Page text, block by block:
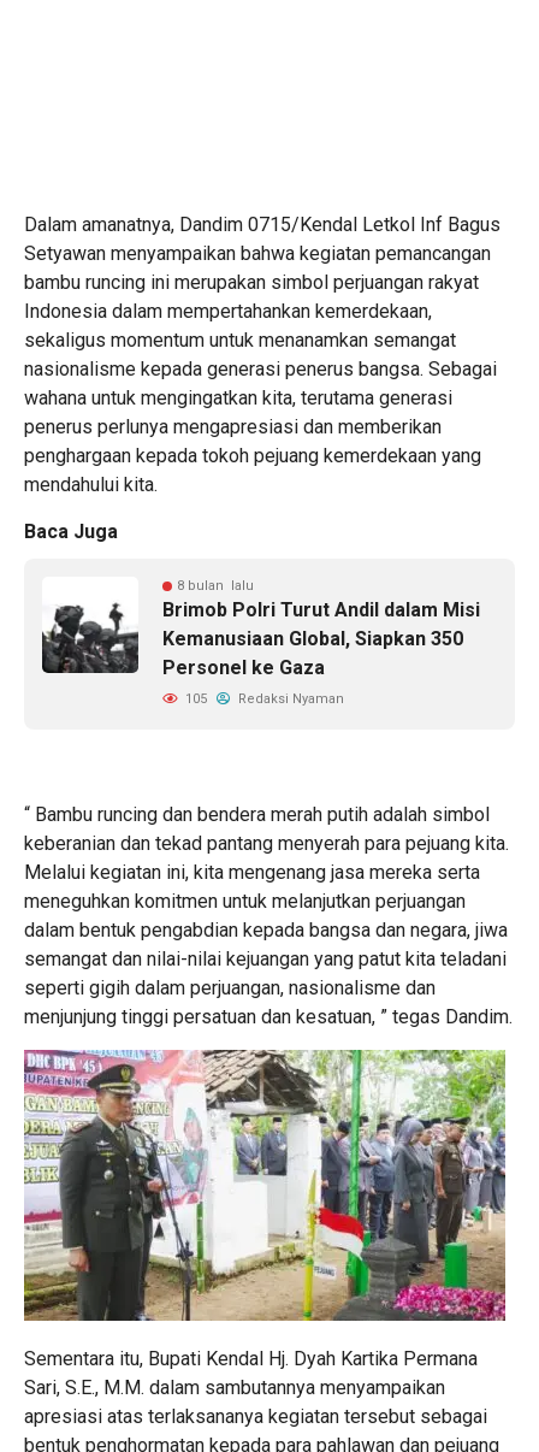
Dalam amanatnya, Dandim 0715/Kendal Letkol Inf Bagus
Setyawan menyampaikan bahwa kegiatan pemancangan
bambu runcing ini merupakan simbol perjuangan rakyat
Indonesia dalam mempertahankan kemerdekaan,
sekaligus momentum untuk menanamkan semangat
nasionalisme kepada generasi penerus bangsa. Sebagai
wahana untuk mengingatkan kita, terutama generasi
penerus perlunya mengapresiasi dan memberikan
penghargaan kepada tokoh pejuang kemerdekaan yang
mendahului kita.
Baca Juga
8 bulan lalu
Brimob Polri Turut Andil dalam Misi
Kemanusiaan Global, Siapkan 350
Personel ke Gaza
105 Redaksi Nyaman
“ Bambu runcing dan bendera merah putih adalah simbol
keberanian dan tekad pantang menyerah para pejuang kita.
Melalui kegiatan ini, kita mengenang jasa mereka serta
meneguhkan komitmen untuk melanjutkan perjuangan
dalam bentuk pengabdian kepada bangsa dan negara, jiwa
semangat dan nilai-nilai kejuangan yang patut kita teladani
seperti gigih dalam perjuangan, nasionalisme dan
menjunjung tinggi persatuan dan kesatuan, ” tegas Dandim.
Sementara itu, Bupati Kendal Hj. Dyah Kartika Permana
Sari, S.E., M.M. dalam sambutannya menyampaikan
apresiasi atas terlaksananya kegiatan tersebut sebagai
bentuk penghormatan kepada para pahlawan dan pejuang